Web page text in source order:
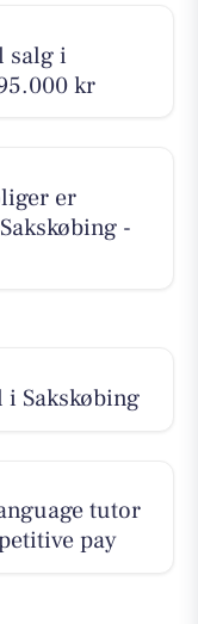
salg i
kr
er
-
Sakskøbing
tutor
pay